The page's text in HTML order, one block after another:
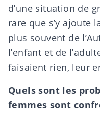
d’une situation de
rare que s’y ajoute
plus souvent de l’
l’enfant et de
faisaient rien, leur
Quels sont les
femmes sont